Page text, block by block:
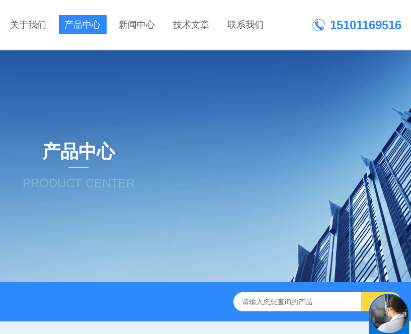
关于我们 产品中心 新闻中心 技术文章 联系我们 15101169516
产品中心
PRODUCT CENTER